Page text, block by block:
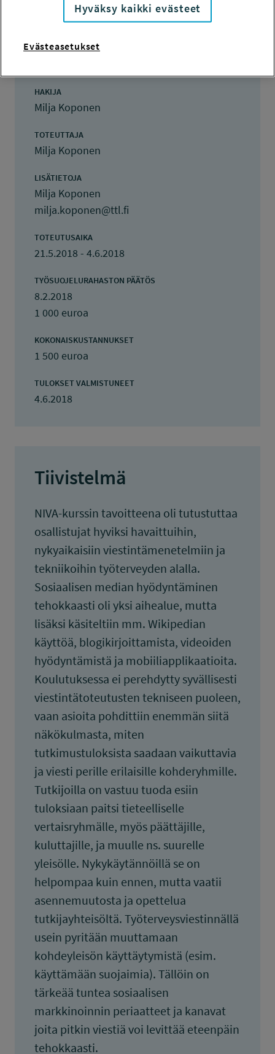
Hanketiedot
HANKENUMERO
HAKIJA
Milja Koponen
TOTEUTTAJA
Milja Koponen
LISÄTIETOJA
Milja Koponen
milja.koponen@ttl.fi
TOTEUTUSAIKA
21.5.2018 - 4.6.2018
TYÖSUOJELURAHASTON PÄÄTÖS
8.2.2018
1 000 euroa
KOKONAISKUSTANNUKSET
1 500 euroa
TULOKSET VALMISTUNEET
4.6.2018
Tiivistelmä
NIVA-kurssin tavoitteena oli tutustuttaa
osallistujat hyviksi havaittuihin,
nykyaikaisiin viestintämenetelmiin ja
tekniikoihin työterveyden alalla.
Sosiaalisen median hyödyntäminen
tehokkaasti oli yksi aihealue, mutta
lisäksi käsiteltiin mm. Wikipedian
käyttöä, blogikirjoittamista, videoiden
hyödyntämistä ja mobiiliapplikaatioita.
Koulutuksessa ei perehdytty syvällisesti
viestintätoteutusten tekniseen puoleen,
vaan asioita pohdittiin enemmän siitä
näkökulmasta, miten
tutkimustuloksista saadaan vaikuttavia
ja viesti perille erilaisille kohderyhmille.
Tutkijoilla on vastuu tuoda esiin
tuloksiaan paitsi tieteelliselle
vertaisryhmälle, myös päättäjille,
kuluttajille, ja muulle ns. suurelle
yleisölle. Nykykäytännöillä se on
helpompaa kuin ennen, mutta vaatii
asennemuutosta ja opettelua
tutkijayhteisöltä. Työterveysviestinnällä
usein pyritään muuttamaan
kohdeyleisön käyttäytymistä (esim.
käyttämään suojaimia). Tällöin on
tärkeää tuntea sosiaalisen
markkinoinnin periaatteet ja kanavat
joita pitkin viestiä voi levittää eteenpäin
tehokkaasti.
Hyväksy kaikki evästeet
Evästeasetukset